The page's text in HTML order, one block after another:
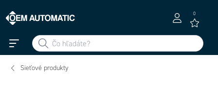
0
Sieťové produkty